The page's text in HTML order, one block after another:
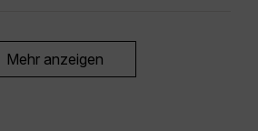
Mehr anzeigen